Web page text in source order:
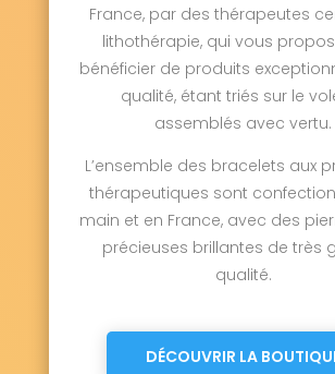
France, par des thérapeutes
lithothérapie, qui vous
bénéficier de produits
qualité, étant triés sur le
assemblés avec vertu.
L’ensemble des bracelets aux
thérapeutiques sont
main et en France, avec des
précieuses brillantes de très
qualité.
DÉCOUVRIR LA